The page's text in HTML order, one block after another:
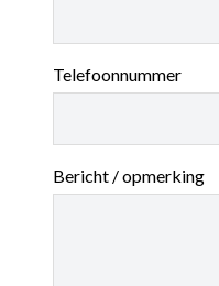
Telefoonnummer
Bericht / opmerking